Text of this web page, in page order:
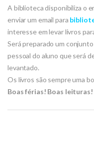
A biblioteca disponibiliza o
enviar um email para
interesse em levar livros
Será preparado um
pessoal do aluno que será
levantado.
Os livros são sempre uma
Boas férias! Boas leituras!